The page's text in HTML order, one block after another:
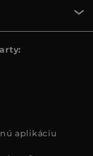
aplikáciu